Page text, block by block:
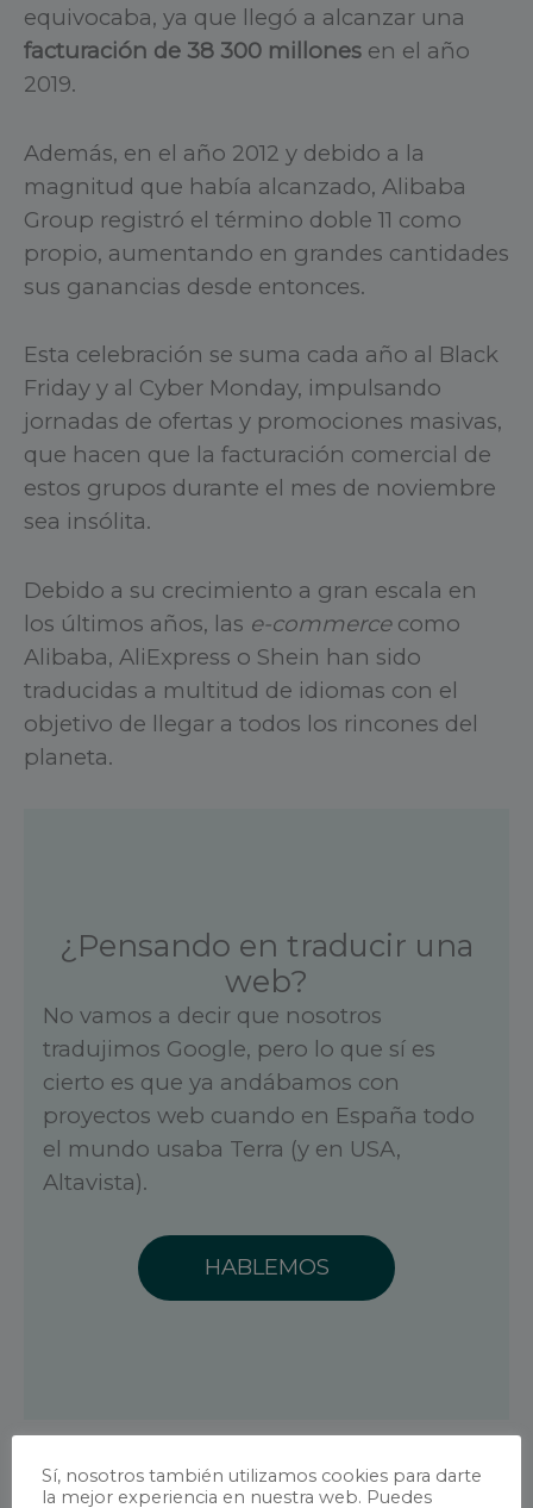
equivocaba, ya que llegó a alcanzar una
facturación de 38 300 millones en el año
2019.
Además, en el año 2012 y debido a la
magnitud que había alcanzado, Alibaba
Group registró el término doble 11 como
propio, aumentando en grandes cantidades
sus ganancias desde entonces.
Esta celebración se suma cada año al Black
Friday y al Cyber Monday, impulsando
jornadas de ofertas y promociones masivas,
que hacen que la facturación comercial de
estos grupos durante el mes de noviembre
sea insólita.
Debido a su crecimiento a gran escala en
los últimos años, las e-commercecomo
Alibaba, AliExpress o Shein han sido
traducidas a multitud de idiomas con el
objetivo de llegar a todos los rincones del
planeta.
¿Pensando en traducir una
web?
No vamos a decir que nosotros
tradujimos Google, pero lo que sí es
cierto es que ya andábamos con
proyectos web cuando en España todo
el mundo usaba Terra (y en USA,
Altavista).
HABLEMOS
La traducción dee-commerce
Sí, nosotros también utilizamos cookies para darte
la mejor experiencia en nuestra web. Puedes